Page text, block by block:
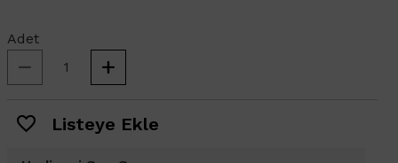
Adet
Listeye Ekle